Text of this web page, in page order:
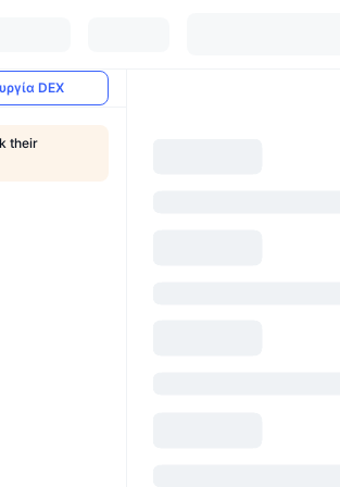
DEX
their